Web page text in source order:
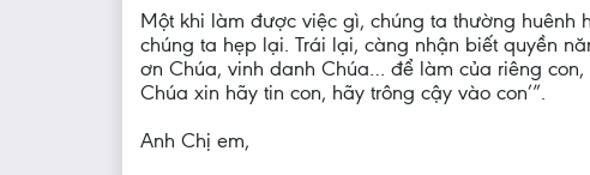
Một khi làm được việc gì, chúng ta thường
chúng ta hẹp lại. Trái lại, càng nhận biết quyền
ơn Chúa, vinh danh Chúa… để làm của riêng con,
Chúa xin hãy tin con, hãy trông cậy vào con’”.
Anh Chị em,